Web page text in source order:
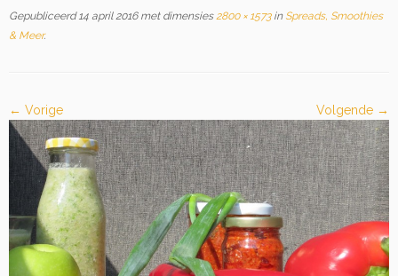
Gepubliceerd 14 april 2016met dimensies2800 × 1573inSpreads, Smoothies
& Meer.
← Vorige Volgende →